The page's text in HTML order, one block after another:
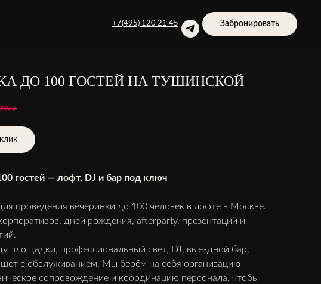
+7(495) 120 21 45 Забронировать
ДО 100 ГОСТЕЙ НА ТУШИНСКОЙ
р.
гостей — лофт, DJ и бар под ключ
проведения вечеринки до 100 человек в лофте в Москве.
дней рождения, afterparty, презентаций и
площадки, профессиональный свет, DJ, выездной бар,
с обслуживанием. Мы берём на себя организацию
сопровождение и координацию персонала, чтобы